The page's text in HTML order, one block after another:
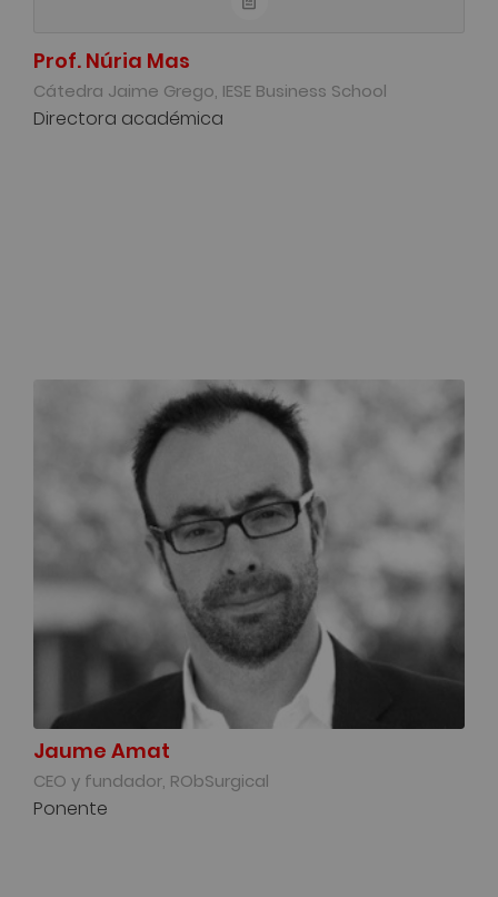
Prof. Núria Mas
Cátedra Jaime Grego, IESE Business School
Directora académica
Jaume Amat
CEO y fundador, RObSurgical
Ponente